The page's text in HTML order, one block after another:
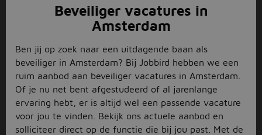
Beveiliger vacatures in
Amsterdam
Ben jij op zoek naar een uitdagende baan als
beveiliger in Amsterdam? Bij Jobbird hebben we een
ruim aanbod aan beveiliger vacatures in Amsterdam.
Of je nu net bent afgestudeerd of al jarenlange
ervaring hebt, er is altijd wel een passende vacature
voor jou te vinden. Bekijk ons actuele aanbod en
solliciteer direct op de functie die bij jou past. Met de